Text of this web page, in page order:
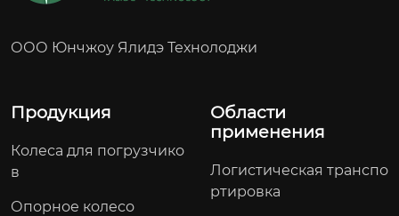
ООО Юнчжоу Ялидэ Технолоджи
Продукция
Колеса для погрузчико
в
Опорное колесо
Области
применения
Логистическая транспо
ртировка